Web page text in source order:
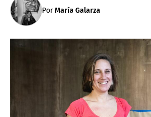
PorMaría Galarza